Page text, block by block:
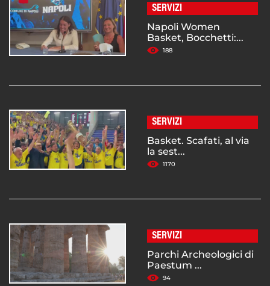
SERVIZI
Napoli Women
Basket, Bocchetti:...
188
SERVIZI
Basket. Scafati, al via
la sest...
1170
SERVIZI
Parchi Archeologici di
Paestum ...
94